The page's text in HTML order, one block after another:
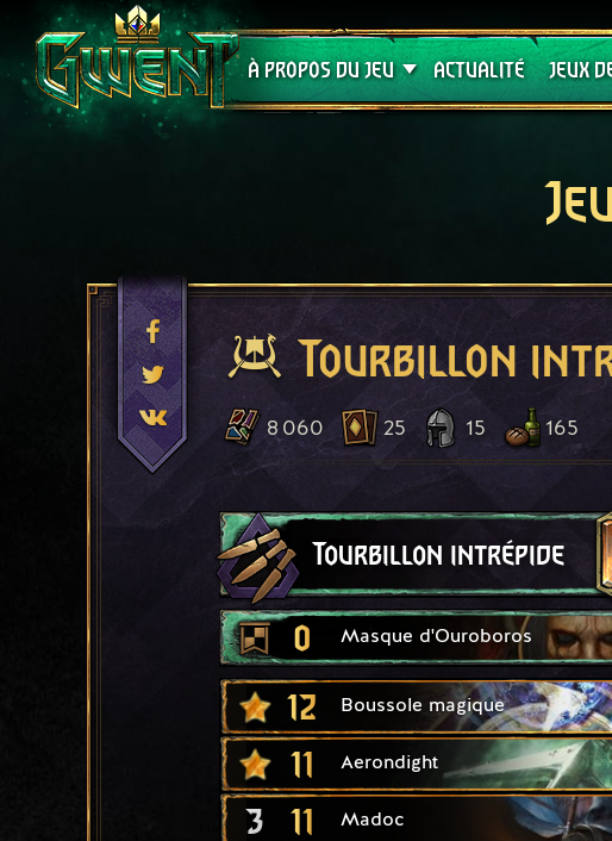
À PROPOS DU JEU
Assistance
ACTUALITÉ JEUX
Tourbillon
8 060 25 15 165
Tourbillon intrépide
0 Masque d'Ouroboros
12 Boussole magique
11 Aerondight
3 11 Madoc